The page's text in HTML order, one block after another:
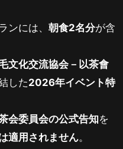
ンには、 朝食2名分が含
文化交流協会－以茶會
した2026年イベント特
会委員会の公式告知を
適用されません。